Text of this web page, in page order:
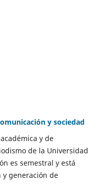
y sociedad
y de
de la Universidad
es semestral y está
generación de